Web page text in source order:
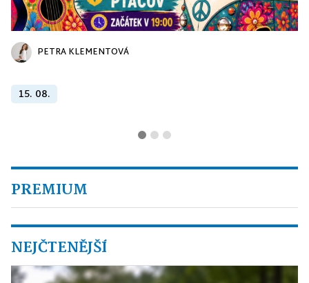
PETRA KLEMENTOVÁ
15. 08.
PREMIUM
NEJČTENĚJŠÍ